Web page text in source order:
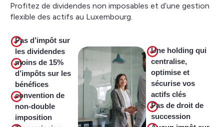
Profitez de dividendes non imposables et d’une gestion
flexible des actifs au Luxembourg.
Pas d’impôt sur
les dividendes
moins de 15%
d’impôts sur les
bénéfices
convention de
non-double
imposition
Une holding qui
centralise,
optimise et
sécurise vos
actifs clés
Pas de droit de
succession